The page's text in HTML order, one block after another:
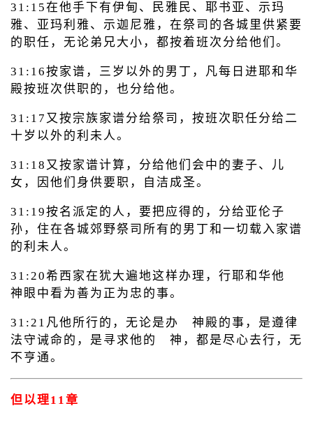
31:15在他手下有伊甸、民雅民、耶书亚、示玛
雅、亚玛利雅、示迦尼雅，在祭司的各城里供紧要
的职任，无论弟兄大小，都按着班次分给他们。
31:16按家谱，三岁以外的男丁，凡每日进耶和华
殿按班次供职的，也分给他。
31:17又按宗族家谱分给祭司，按班次职任分给二
十岁以外的利未人。
31:18又按家谱计算，分给他们会中的妻子、儿
女，因他们身供要职，自洁成圣。
31:19按名派定的人，要把应得的，分给亚伦子
孙，住在各城郊野祭司所有的男丁和一切载入家谱
的利未人。
31:20希西家在犹大遍地这样办理，行耶和华他
神眼中看为善为正为忠的事。
31:21凡他所行的，无论是办 神殿的事，是遵律
法守诫命的，是寻求他的 神，都是尽心去行，无
不亨通。
但以理11章